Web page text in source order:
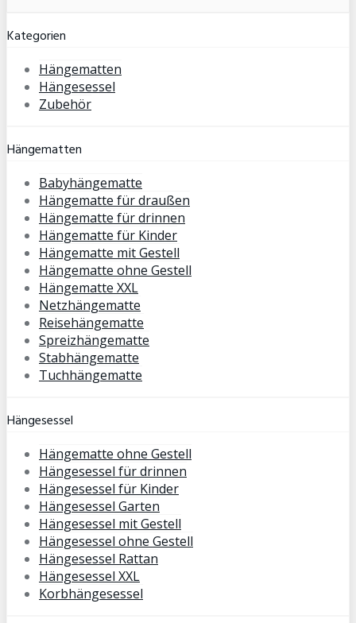
Kategorien
Hängematten
Hängesessel
Zubehör
Hängematten
Babyhängematte
Hängematte für draußen
Hängematte für drinnen
Hängematte für Kinder
Hängematte mit Gestell
Hängematte ohne Gestell
Hängematte XXL
Netzhängematte
Reisehängematte
Spreizhängematte
Stabhängematte
Tuchhängematte
Hängesessel
Hängematte ohne Gestell
Hängesessel für drinnen
Hängesessel für Kinder
Hängesessel Garten
Hängesessel mit Gestell
Hängesessel ohne Gestell
Hängesessel Rattan
Hängesessel XXL
Korbhängesessel